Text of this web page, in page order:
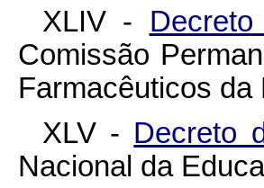
XLIV -
Comissão
Farmacêuticos
XLV - Decreto
Nacional da